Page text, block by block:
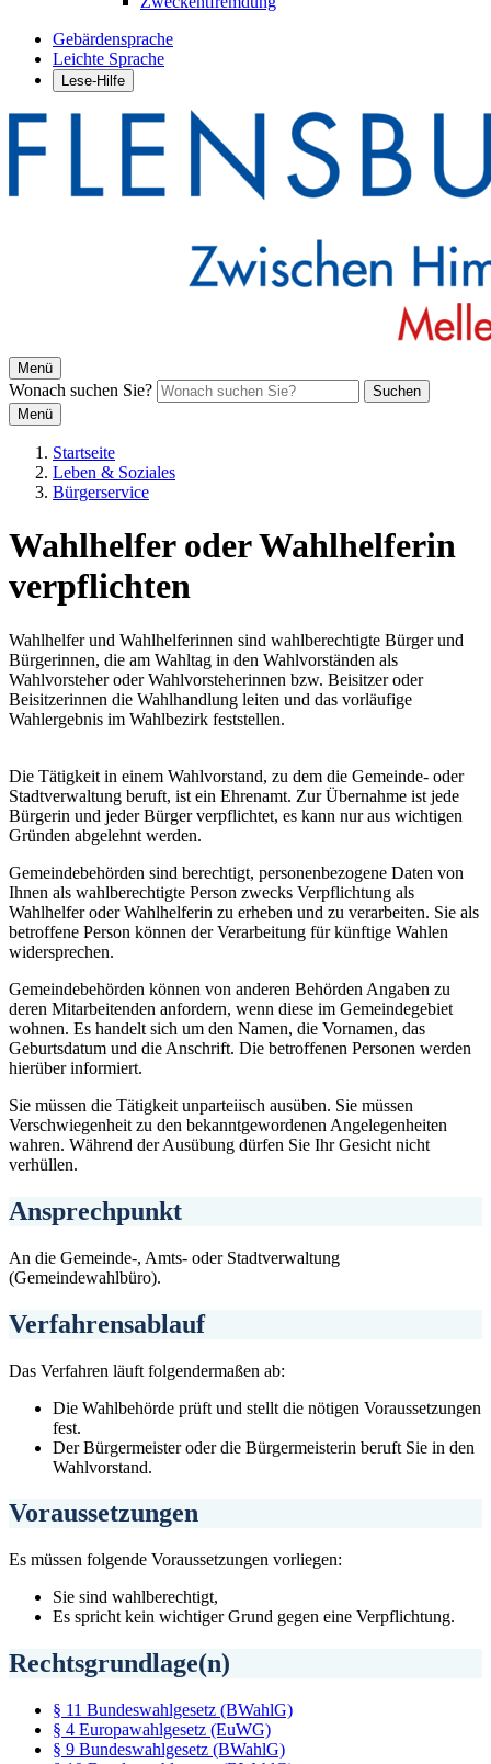
Gebärdensprache
Leichte Sprache
Lese-Hilfe
Menü
Wonach suchen Sie?
Suchen
Menü
Startseite
Leben & Soziales
Bürgerservice
Wahlhelfer oder Wahlhelferin
verpflichten
Wahlhelfer und Wahlhelferinnen sind wahlberechtigte Bürger und
Bürgerinnen, die am Wahltag in den Wahlvorständen als
Wahlvorsteher oder Wahlvorsteherinnen bzw. Beisitzer oder
Beisitzerinnen die Wahlhandlung leiten und das vorläufige
Wahlergebnis im Wahlbezirk feststellen.
Die Tätigkeit in einem Wahlvorstand, zu dem die Gemeinde- oder
Stadtverwaltung beruft, ist ein Ehrenamt. Zur Übernahme ist jede
Bürgerin und jeder Bürger verpflichtet, es kann nur aus wichtigen
Gründen abgelehnt werden.
Gemeindebehörden sind berechtigt, personenbezogene Daten von
Ihnen als wahlberechtigte Person zwecks Verpflichtung als
Wahlhelfer oder Wahlhelferin zu erheben und zu verarbeiten. Sie als
betroffene Person können der Verarbeitung für künftige Wahlen
widersprechen.
Gemeindebehörden können von anderen Behörden Angaben zu
deren Mitarbeitenden anfordern, wenn diese im Gemeindegebiet
wohnen. Es handelt sich um den Namen, die Vornamen, das
Geburtsdatum und die Anschrift. Die betroffenen Personen werden
hierüber informiert.
Sie müssen die Tätigkeit unparteiisch ausüben. Sie müssen
Verschwiegenheit zu den bekanntgewordenen Angelegenheiten
wahren. Während der Ausübung dürfen Sie Ihr Gesicht nicht
verhüllen.
Ansprechpunkt
An die Gemeinde-, Amts- oder Stadtverwaltung
(Gemeindewahlbüro).
Verfahrensablauf
Das Verfahren läuft folgendermaßen ab:
Die Wahlbehörde prüft und stellt die nötigen Voraussetzungen
fest.
Der Bürgermeister oder die Bürgermeisterin beruft Sie in den
Wahlvorstand.
Voraussetzungen
Es müssen folgende Voraussetzungen vorliegen:
Sie sind wahlberechtigt,
Es spricht kein wichtiger Grund gegen eine Verpflichtung.
Rechtsgrundlage(n)
§ 11 Bundeswahlgesetz (BWahlG)
§ 4 Europawahlgesetz (EuWG)
§ 9 Bundeswahlgesetz (BWahlG)